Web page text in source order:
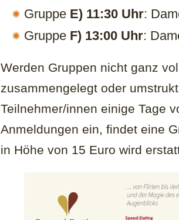
Gruppe E) 11:30 Uhr:
Gruppe F) 13:00 Uhr:
Werden Gruppen nicht ganz
zusammengelegt oder
Teilnehmer/innen einige Tage
Anmeldungen ein, findet eine
in Höhe von 15 Euro wird